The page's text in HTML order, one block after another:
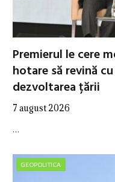
Premierul le cere
hotare să revină
dezvoltarea țării
7 august 2026
…
GEOPOLITICA